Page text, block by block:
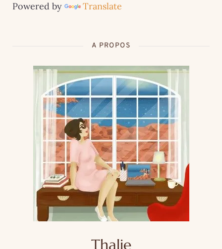
Powered by Translate
A PROPOS
Thalie